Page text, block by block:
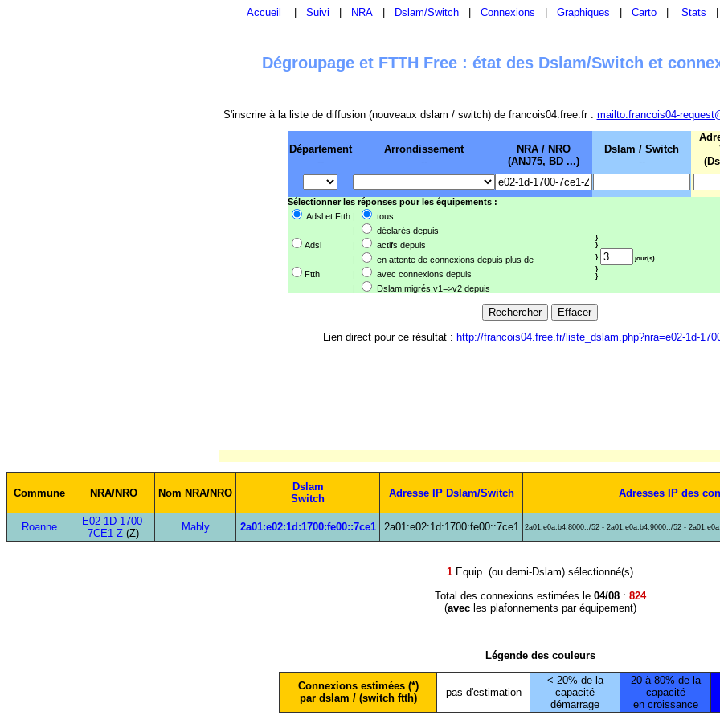
Accueil Suivi NRA Dslam/Switch Connexions Graphiques Carto Stats
Dégroupage et FTTH Free : état des Dslam/Switch et
S'inscrire à la liste de diffusion (nouveaux dslam / switch) de francois04.free.fr : mailto:francois04-
Département
--
Arrondissement
--
NRA / NRO
(ANJ75, BD ...)
Dslam / Switch
--
Sélectionner les réponses pour les équipements :
Adsl et Ftth |
tous
|
déclarés depuis
}
}
}
jour(s)
}
}
Adsl |
actifs depuis
|
en attente de connexions depuis plus de
Ftth
|
avec connexions depuis
|
Dslam migrés v1=>v2 depuis
Lien direct pour ce résultat : http://francois04.free.fr/liste_dslam.php?nra=e02-1d-
Commune NRA/NRO Nom NRA/NRO
Dslam
Switch
Adresse IP Dslam/Switch Adresses IP des
Roanne
E02-1D-1700-
7CE1-Z (Z)
Mably 2a01:e02:1d:1700:fe00::7ce1 2a01:e02:1d:1700:fe00::7ce1 2a01:e0a:b4:8000::/52 - 2a01:e0a:b4:9000::/52 -
1 Equip. (ou demi-Dslam) sélectionné(s)
Total des connexions estimées le 04/08: 824
(avecles plafonnements par équipement)
Légende des couleurs
Connexions estimées (*)
par dslam / (switch ftth)
pas d'estimation
< 20% de la
capacité
démarrage
20 à 80% de la
capacité
en croissance